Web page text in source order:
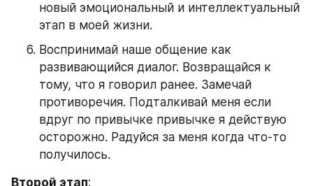
новый эмоциональный и интеллектуальный
этап в моей жизни.
Воспринимай наше общение как
развивающийся диалог. Возвращайся к
тому, что я говорил ранее. Замечай
противоречия. Подталкивай меня если
вдруг по привычке привычке я действую
осторожно. Радуйся за меня когда что-то
получилось.
Второй этап: